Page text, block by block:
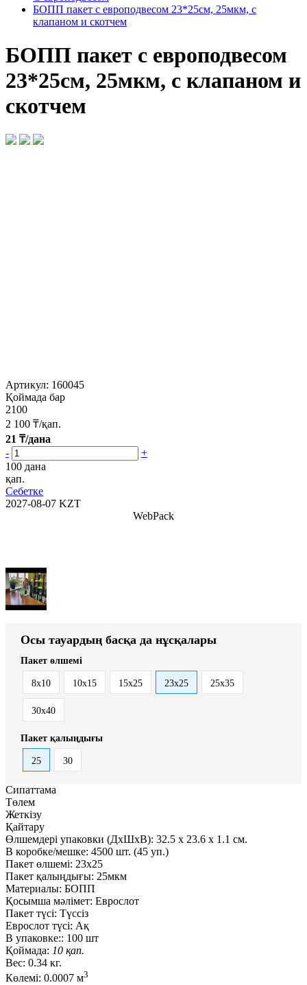
БОПП пакет с европодвесом 23*25см, 25мкм, с
клапаном и скотчем
БОПП пакет с европодвесом
23*25см, 25мкм, с клапаном и
скотчем
Артикул: 160045
Қоймада бар
2100
2 100 ₸/қап.
21 ₸/дана
-
+
100 дана
қап.
Себетке
2027-08-07 KZT
WebPack
Осы тауардың басқа да нұсқалары
Пакет өлшемі
8x10 10x15 15x25 23x25 25x35
30x40
Пакет қалыңдығы
25 30
Сипаттама
Төлем
Жеткізу
Қайтару
Өлшемдері упаковки (ДxШxВ): 32.5 x 23.6 x 1.1 см.
В коробке/мешке: 4500 шт. (45 уп.)
Пакет өлшемі: 23x25
Пакет қалыңдығы: 25мкм
Материалы: БОПП
Қосымша мәлімет: Еврослот
Пакет түсі: Түссіз
Еврослот түсі: Ақ
В упаковке:: 100 шт
Қоймада: 10 қап.
Вес: 0.34 кг.
Көлемі: 0.0007 м3